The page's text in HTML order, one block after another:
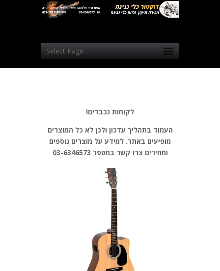
Select Page
לקוחות נכבדים!
העמוד בתהליך עדכון ולכן לא כל המוצרים
מופיעים באתר. למידע על מוצרים נוספים
ומחירים צרו קשר במספר 03-6346573